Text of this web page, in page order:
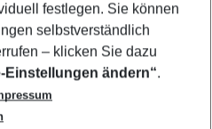
festlegen. Sie können
selbstverständlich
– klicken Sie dazu
Einstellungen ändern“.